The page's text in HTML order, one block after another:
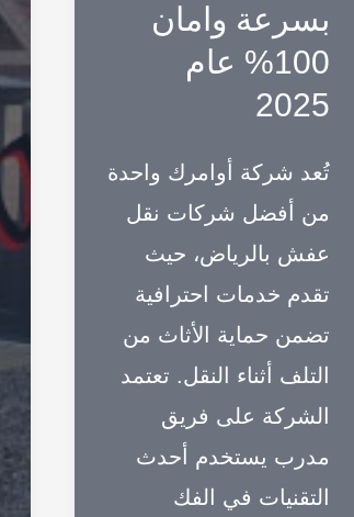
بالخبر
وامان
100%
2025
بسرعة وامان
100% عام
2025
تُعد شركة أوامرك واحدة
من أفضل شركات نقل
عفش بالرياض، حيث
تقدم خدمات احترافية
تضمن حماية الأثاث من
التلف أثناء النقل. تعتمد
الشركة على فريق
مدرب يستخدم أحدث
التقنيات في الفك